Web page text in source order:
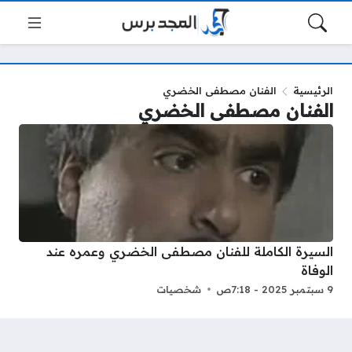
الرئيسية الفنان مصطفى الخضري
الفنان مصطفى الخضري
السيرة الكاملة للفنان مصطفى الخضري وعمره عند
الوفاة
9 سبتمبر 2025 - 7:18ص شخصيات